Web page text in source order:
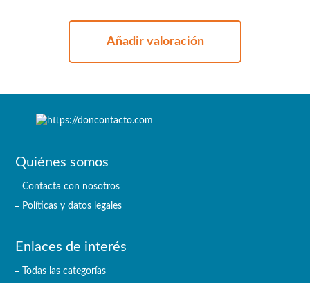
Añadir valoración
Quiénes somos
Contacta con nosotros
Políticas y datos legales
Enlaces de interés
Todas las categorías